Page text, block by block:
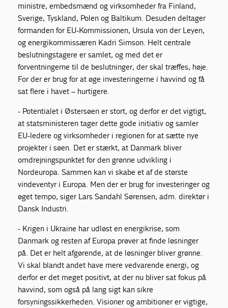
ministre, embedsmænd og virksomheder fra Finland,
Sverige, Tyskland, Polen og Baltikum. Desuden deltager
formanden for EU-Kommissionen, Ursula von der Leyen,
og energikommissæren Kadri Simson. Helt centrale
beslutningstagere er samlet, og med det er
forventningerne til de beslutninger, der skal træffes, høje.
For der er brug for at øge investeringerne i havvind og få
sat flere i havet – hurtigere.
- Potentialet i Østersøen er stort, og derfor er det vigtigt,
at statsministeren tager dette gode initiativ og samler
EU-ledere og virksomheder i regionen for at sætte nye
projekter i søen. Det er stærkt, at Danmark bliver
omdrejningspunktet for den grønne udvikling i
Nordeuropa. Sammen kan vi skabe et af de største
vindeventyr i Europa. Men der er brug for investeringer og
øget tempo, siger Lars Sandahl Sørensen, adm. direktør i
Dansk Industri.
- Krigen i Ukraine har udløst en energikrise, som
Danmark og resten af Europa prøver at finde løsninger
på. Det er helt afgørende, at de løsninger bliver grønne.
Vi skal blandt andet have mere vedvarende energi, og
derfor er det meget positivt, at der nu bliver sat fokus på
havvind, som også på lang sigt kan sikre
forsyningssikkerheden. Visioner og ambitioner er vigtige,